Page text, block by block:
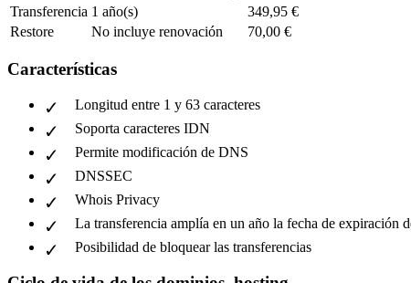
Transferencia 1 año(s)
349,95 €
Restore
No incluye renovación 70,00 €
Características
Longitud entre 1 y 63 caracteres
Soporta caracteres IDN
Permite modificación de DNS
DNSSEC
Whois Privacy
La transferencia amplía en un año la fecha de expiración
Posibilidad de bloquear las transferencias